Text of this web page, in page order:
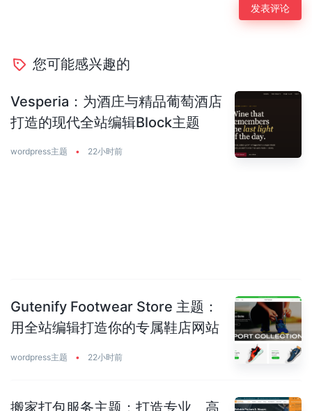
您可能感兴趣的
Vesperia：为酒庄与精品葡萄酒店
打造的现代全站编辑Block主题
wordpress主题 • 22小时前
Gutenify Footwear Store 主题：
用全站编辑打造你的专属鞋店网站
wordpress主题 • 22小时前
搬家打包服务主题：打造专业、高